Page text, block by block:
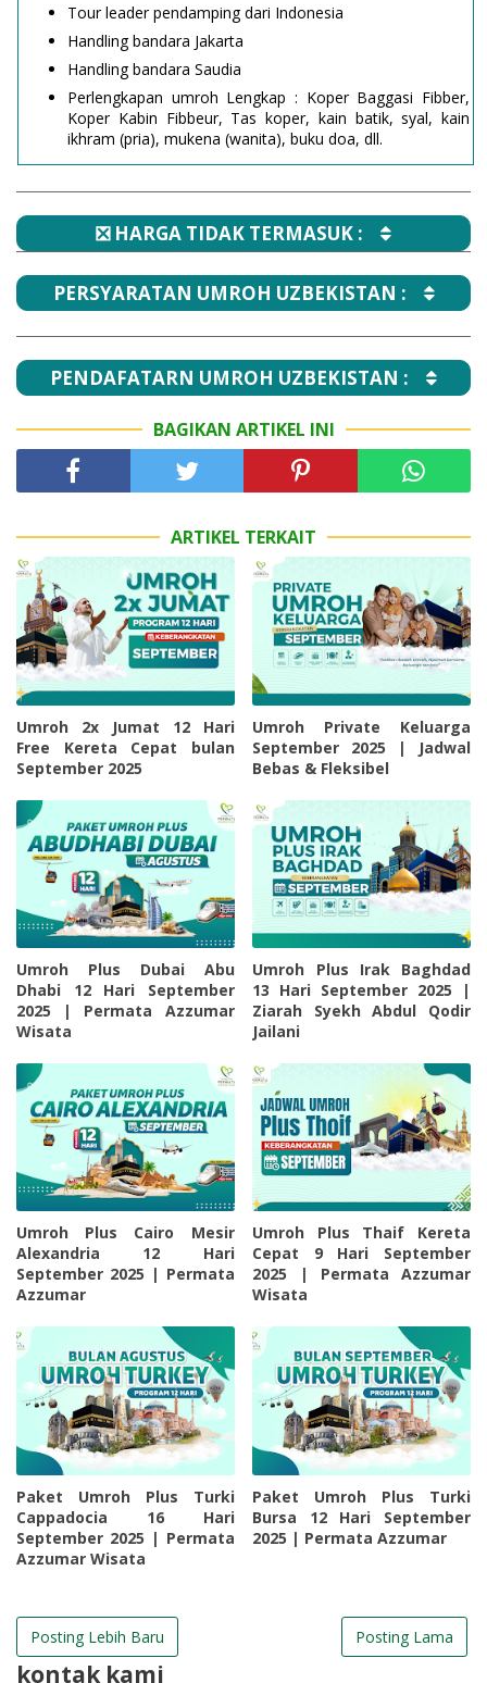
Tour leader pendamping dari Indonesia
Handling bandara Jakarta
Handling bandara Saudia
Perlengkapan umroh Lengkap : Koper Baggasi Fibber,
Koper Kabin Fibbeur, Tas koper, kain batik, syal, kain
ikhram (pria), mukena (wanita), buku doa, dll.
❎ HARGA TIDAK TERMASUK :
PERSYARATAN UMROH UZBEKISTAN :
PENDAFATARN UMROH UZBEKISTAN :
BAGIKAN ARTIKEL INI
ARTIKEL TERKAIT
Umroh 2x Jumat 12 Hari
Free Kereta Cepat bulan
September 2025
Umroh Private Keluarga
September 2025 | Jadwal
Bebas & Fleksibel
Umroh Plus Dubai Abu
Dhabi 12 Hari September
2025 | Permata Azzumar
Wisata
Umroh Plus Irak Baghdad
13 Hari September 2025 |
Ziarah Syekh Abdul Qodir
Jailani
Umroh Plus Cairo Mesir
Alexandria 12 Hari
September 2025 | Permata
Azzumar
Umroh Plus Thaif Kereta
Cepat 9 Hari September
2025 | Permata Azzumar
Wisata
Paket Umroh Plus Turki
Cappadocia 16 Hari
September 2025 | Permata
Azzumar Wisata
Paket Umroh Plus Turki
Bursa 12 Hari September
2025 | Permata Azzumar
Posting Lebih Baru Posting Lama
kontak kami